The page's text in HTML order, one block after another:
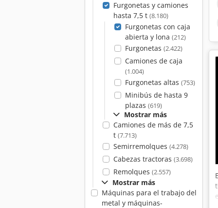
Furgonetas y camiones
hasta 7,5 t (8.180)
Furgonetas con caja
abierta y lona (212)
Furgonetas (2.422)
Camiones de caja
(1.004)
Furgonetas altas (753)
Minibús de hasta 9
plazas (619)
Mostrar más
Camiones de más de 7,5
t (7.713)
Semirremolques (4.278)
Cabezas tractoras (3.698)
Remolques (2.557)
Mostrar más
Máquinas para el trabajo del
metal y máquinas-